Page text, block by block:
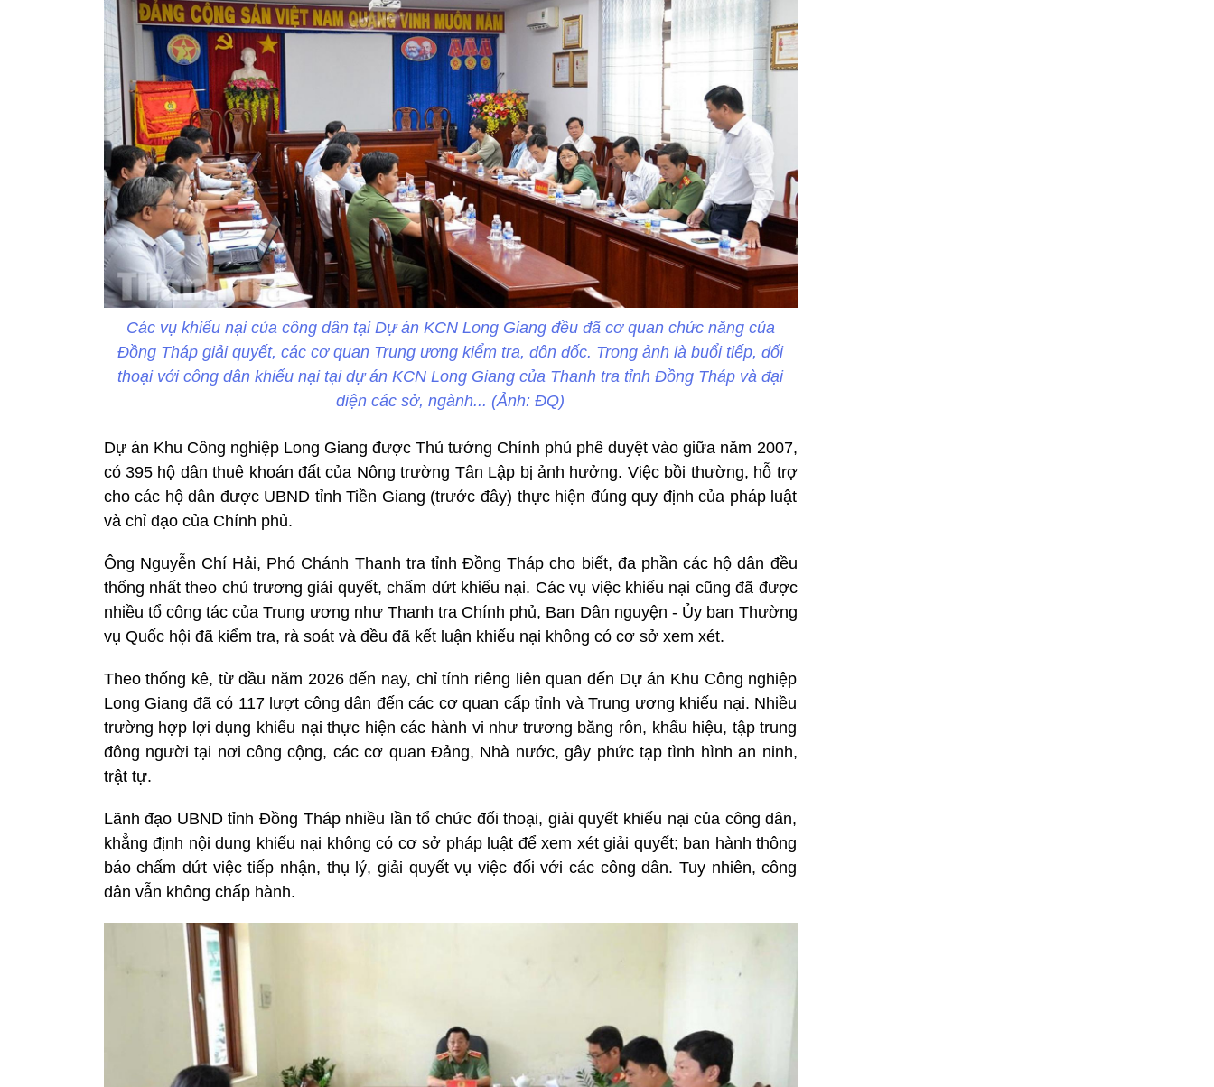
Các vụ khiếu nại của công dân tại Dự án KCN Long Giang đều đã cơ quan chức năng của
Đồng Tháp giải quyết, các cơ quan Trung ương kiểm tra, đôn đốc. Trong ảnh là buổi tiếp, đối
thoại với công dân khiếu nại tại dự án KCN Long Giang của Thanh tra tỉnh Đồng Tháp và đại
diện các sở, ngành... (Ảnh: ĐQ)
Dự án Khu Công nghiệp Long Giang được Thủ tướng Chính phủ phê duyệt vào giữa năm 2007,
có 395 hộ dân thuê khoán đất của Nông trường Tân Lập bị ảnh hưởng. Việc bồi thường, hỗ trợ
cho các hộ dân được UBND tỉnh Tiền Giang (trước đây) thực hiện đúng quy định của pháp luật
và chỉ đạo của Chính phủ.
Ông Nguyễn Chí Hải, Phó Chánh Thanh tra tỉnh Đồng Tháp cho biết, đa phần các hộ dân đều
thống nhất theo chủ trương giải quyết, chấm dứt khiếu nại. Các vụ việc khiếu nại cũng đã được
nhiều tổ công tác của Trung ương như Thanh tra Chính phủ, Ban Dân nguyện - Ủy ban Thường
vụ Quốc hội đã kiểm tra, rà soát và đều đã kết luận khiếu nại không có cơ sở xem xét.
Theo thống kê, từ đầu năm 2026 đến nay, chỉ tính riêng liên quan đến Dự án Khu Công nghiệp
Long Giang đã có 117 lượt công dân đến các cơ quan cấp tỉnh và Trung ương khiếu nại. Nhiều
trường hợp lợi dụng khiếu nại thực hiện các hành vi như trương băng rôn, khẩu hiệu, tập trung
đông người tại nơi công cộng, các cơ quan Đảng, Nhà nước, gây phức tạp tình hình an ninh,
trật tự.
Lãnh đạo UBND tỉnh Đồng Tháp nhiều lần tổ chức đối thoại, giải quyết khiếu nại của công dân,
khẳng định nội dung khiếu nại không có cơ sở pháp luật để xem xét giải quyết; ban hành thông
báo chấm dứt việc tiếp nhận, thụ lý, giải quyết vụ việc đối với các công dân. Tuy nhiên, công
dân vẫn không chấp hành.